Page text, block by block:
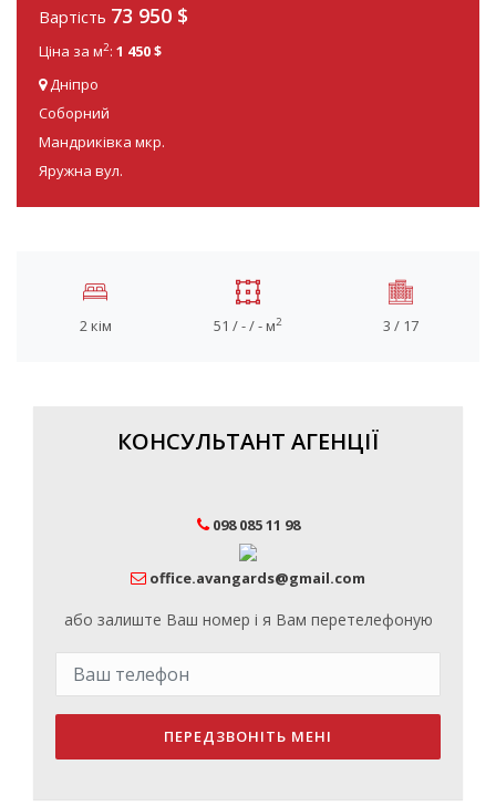
Вартість 73 950 $
Ціна за м2: 1 450 $
Дніпро
Соборний
Мандриківка мкр.
Яружна вул.
2 кім 51 / - / - м2 3 / 17
КОНСУЛЬТАНТ АГЕНЦІЇ
098 085 11 98
office.avangards@gmail.com
або залиште Ваш номер і я Вам перетелефоную
ПЕРЕДЗВОНІТЬ МЕНІ